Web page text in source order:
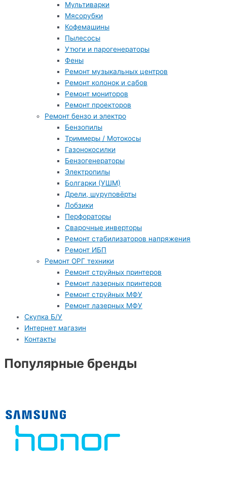
Мультиварки
Мясорубки
Кофемашины
Пылесосы
Утюги и парогенераторы
Фены
Ремонт музыкальных центров
Ремонт колонок и сабов
Ремонт мониторов
Ремонт проекторов
Ремонт бензо и электро
Бензопилы
Триммеры / Мотокосы
Газонокосилки
Бензогенераторы
Электропилы
Болгарки (УШМ)
Дрели, шуруповёрты
Лобзики
Перфораторы
Сварочные инверторы
Ремонт стабилизаторов напряжения
Ремонт ИБП
Ремонт ОРГ техники
Ремонт струйных принтеров
Ремонт лазерных принтеров
Ремонт струйных МФУ
Ремонт лазерных МФУ
Скупка Б/У
Интернет магазин
Контакты
Популярные бренды